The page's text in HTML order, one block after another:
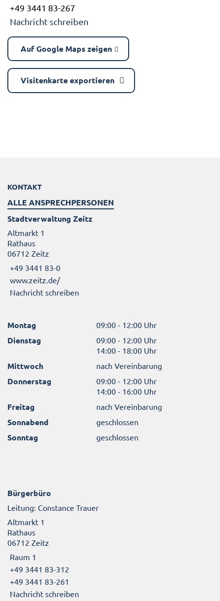
+49 3441 83-267
Nachricht schreiben
Auf Google Maps zeigen
Visitenkarte exportieren
KONTAKT
ALLE ANSPRECHPERSONEN
Stadtverwaltung Zeitz
Altmarkt 1
Rathaus
06712 Zeitz
+49 3441 83-0
www.zeitz.de/
Nachricht schreiben
Montag 09:00 - 12:00 Uhr
Dienstag
09:00 - 12:00 Uhr
14:00 - 18:00 Uhr
Mittwoch nach Vereinbarung
Donnerstag
09:00 - 12:00 Uhr
14:00 - 16:00 Uhr
Freitag nach Vereinbarung
Sonnabend geschlossen
Sonntag geschlossen
Bürgerbüro
Leitung: Constance Trauer
Altmarkt 1
Rathaus
06712 Zeitz
Raum 1
+49 3441 83-312
+49 3441 83-261
Nachricht schreiben